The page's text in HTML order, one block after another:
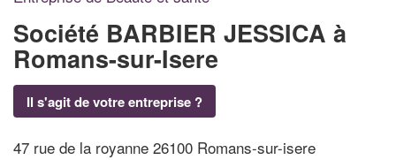
Société BARBIER JESSICA à
Romans-sur-Isere
Il s'agit de votre entreprise ?
47 rue de la royanne 26100 Romans-sur-isere